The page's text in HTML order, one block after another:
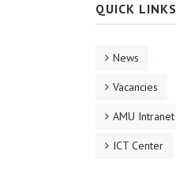
QUICK LINKS
News
Vacancies
AMU Intranet
ICT Center